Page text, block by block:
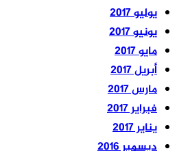
يوليو 2017
يونيو 2017
مايو 2017
أبريل 2017
مارس 2017
فبراير 2017
يناير 2017
ديسمبر 2016